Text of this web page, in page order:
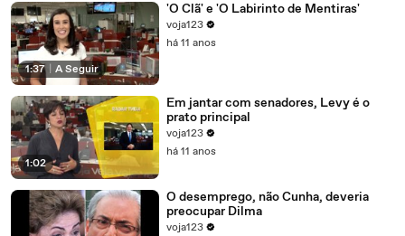
1:37 A Seguir
'O Clã' e 'O Labirinto de Mentiras'
voja123
há 11 anos
1:02
Em jantar com senadores, Levy é o
prato principal
voja123
há 11 anos
O desemprego, não Cunha, deveria
preocupar Dilma
voja123